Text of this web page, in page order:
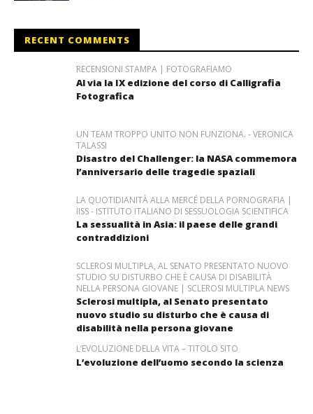
RECENT COMMENTS
RECENSIONI STAMPA | FOTOGRAFIAMO
Al via la IX edizione del corso di Calligrafia
Fotografica
UN TEAM TROPPO UNITO NON FUNZIONA. - VERONICA
TALASSI
Disastro del Challenger: la NASA commemora
l’anniversario delle tragedie spaziali
LA QUOTIDIANITÀ ALLA MERCÉ DELLA PORNOGRAFIA |
IISS - ISTITUTO ITALIANO DI SESSUOLOGIA SCIENTIFICA
La sessualità in Asia: il paese delle grandi
contraddizioni
SCLEROSI MULTIPLA, AL SENATO PRESENTATO NUOVO
STUDIO SU DISTURBO CHE È CAUSA DI DISABILITÀ
NELLA PERSONA GIOVANE | SCLEROSI MULTIPLA NEWS
Sclerosi multipla, al Senato presentato
nuovo studio su disturbo che è causa di
disabilità nella persona giovane
L’EVOLUZIONE DELLA VITA – TITOLO SITO
L’evoluzione dell’uomo secondo la scienza